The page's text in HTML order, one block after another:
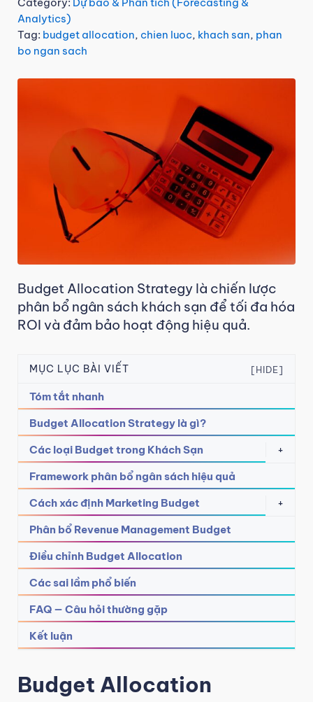
Analytics)
Tag: budget allocation, chien luoc, khach san, phan
bo ngan sach
Budget Allocation Strategy là chiến lược
phân bổ ngân sách khách sạn để tối đa hóa
ROI và đảm bảo hoạt động hiệu quả.
MỤC LỤC BÀI VIẾT [HIDE]
Tóm tắt nhanh
Budget Allocation Strategy là gì?
Các loại Budget trong Khách Sạn
+
Framework phân bổ ngân sách hiệu quả
Cách xác định Marketing Budget
+
Phân bổ Revenue Management Budget
Điều chỉnh Budget Allocation
Các sai lầm phổ biến
FAQ — Câu hỏi thường gặp
Kết luận
Budget Allocation